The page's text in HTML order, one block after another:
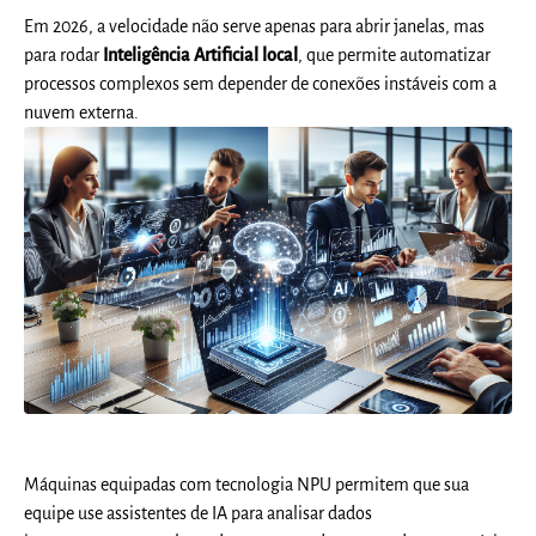
Em 2026, a velocidade não serve apenas para abrir janelas, mas
para rodar Inteligência Artificial local, que permite automatizar
processos complexos sem depender de conexões instáveis com a
nuvem externa.
Máquinas equipadas com tecnologia NPU permitem que sua
equipe use assistentes de IA para analisar dados